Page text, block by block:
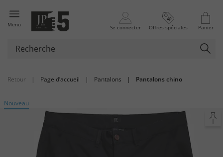
Menu Se connecter Offres spéciales Panier
Retour | Page d’accueil | Pantalons | Pantalons chino
Nouveau